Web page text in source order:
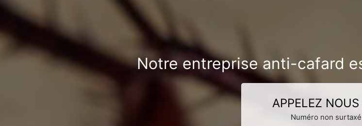
Notre entreprise anti-cafard
APPELEZ
Numéro non surtaxé